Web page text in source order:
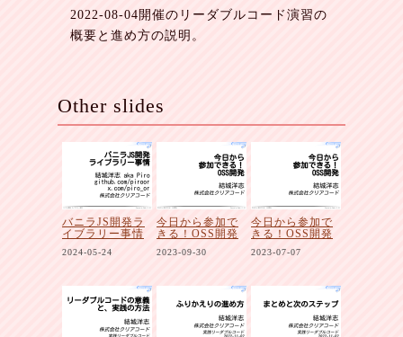
2022-08-04開催のリーダブルコード演習の
概要と進め方の説明。
Other slides
バニラJS開発ラ
イブラリー事情
2024-05-24
今日から参加で
きる！OSS開発
2023-09-30
今日から参加で
きる！OSS開発
2023-07-07